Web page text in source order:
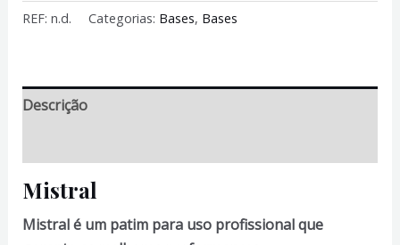
Base
Mistral
REF: n.d. Categorias: Bases, Bases
Descrição
Mistral
Mistral é um patim para uso profissional que